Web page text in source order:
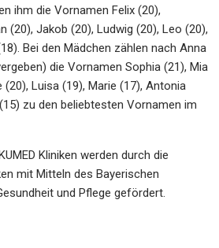
ihm die Vornamen Felix (20),
(20), Jakob (20), Ludwig (20), Leo (20),
Bei den Mädchen zählen nach Anna
die Vornamen Sophia (21), Mia
(20), Luisa (19), Marie (17), Antonia
zu den beliebtesten Vornamen im
Kliniken werden durch die
mit Mitteln des Bayerischen
und Pflege gefördert.